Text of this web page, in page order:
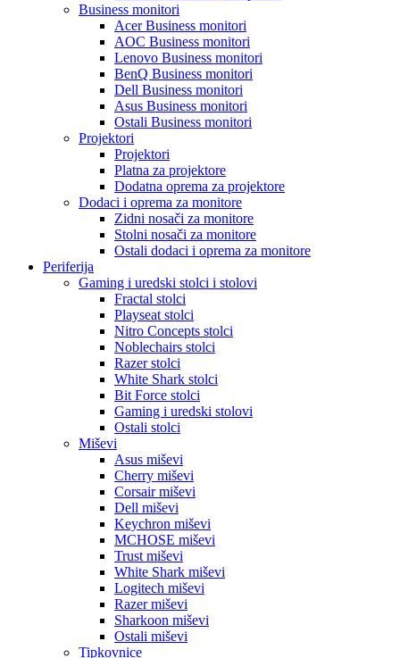
Business monitori
Acer Business monitori
AOC Business monitori
Lenovo Business monitori
BenQ Business monitori
Dell Business monitori
Asus Business monitori
Ostali Business monitori
Projektori
Projektori
Platna za projektore
Dodatna oprema za projektore
Dodaci i oprema za monitore
Zidni nosači za monitore
Stolni nosači za monitore
Ostali dodaci i oprema za monitore
Periferija
Gaming i uredski stolci i stolovi
Fractal stolci
Playseat stolci
Nitro Concepts stolci
Noblechairs stolci
Razer stolci
White Shark stolci
Bit Force stolci
Gaming i uredski stolovi
Ostali stolci
Miševi
Asus miševi
Cherry miševi
Corsair miševi
Dell miševi
Keychron miševi
MCHOSE miševi
Trust miševi
White Shark miševi
Logitech miševi
Razer miševi
Sharkoon miševi
Ostali miševi
Tipkovnice